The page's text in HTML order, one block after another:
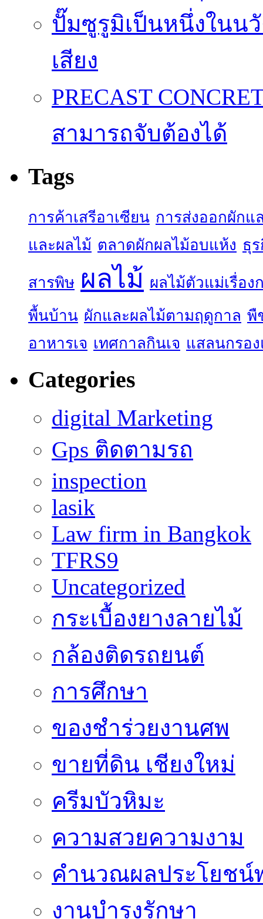
ปั๊มซูรูมิเป็นหนึ่งในน
เสียง
PRECAST
สามารถจับต้องได้
Tags
การค้าเสรีอาเซียน การส่งออกผักแ
และผลไม้ ตลาดผักผลไม้อบแห้ง ธุ
สารพิษ ผลไม้ ผลไม้ตัวแม่เรื่อ
พื้นบ้าน ผักและผลไม้ตามฤดูกาล พื
อาหารเจ เทศกาลกินเจ แสลนกรอ
Categories
digital Marketing
Gps ติดตามรถ
inspection
lasik
Law firm in Bangkok
TFRS9
Uncategorized
กระเบื้องยางลายไม้
กล้องติดรถยนต์
การศึกษา
ของชำร่วยงานศพ
ขายที่ดิน เชียงใหม่
ครีมบัวหิมะ
ความสวยความงาม
คำนวณผลประโยชน์
งานบำรุงรักษา